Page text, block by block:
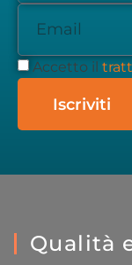
Accetto il
Iscriviti
Qualità